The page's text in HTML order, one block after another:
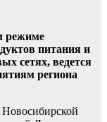
режиме
питания и
сетях, ведется
региона
Новосибирской